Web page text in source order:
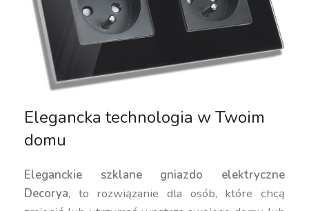
Elegancka technologia w Twoim
domu
Eleganckie szklane gniazdo elektryczne
Decorya, to rozwiązanie dla osób, które chcą